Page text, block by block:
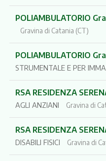
POLIAMBULATORIO
Gravina di Catania (CT)
POLIAMBULATORIO
STRUMENTALE E PER
RSA RESIDENZA
AGLI ANZIANI
Gravina di
RSA RESIDENZA
DISABILI FISICI
Gravina di